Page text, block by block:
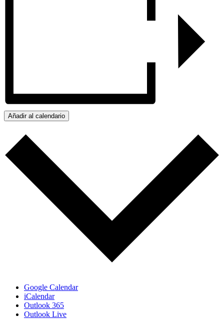
Añadir al calendario
Google Calendar
iCalendar
Outlook 365
Outlook Live